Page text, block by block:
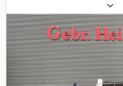
sėdimų vietų skaičius:3, Gamybos
varančiųjų ratų pavara,